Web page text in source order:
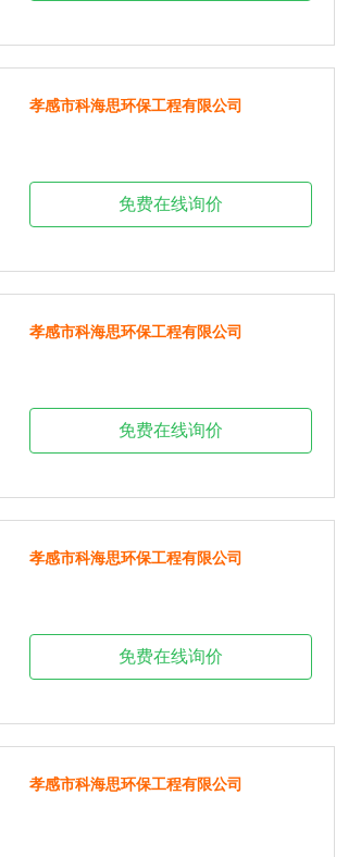
孝感市科海思环保工程有限公司
免费在线询价
孝感市科海思环保工程有限公司
免费在线询价
孝感市科海思环保工程有限公司
免费在线询价
孝感市科海思环保工程有限公司